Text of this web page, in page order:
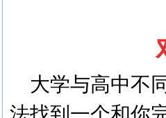
大学与高中不